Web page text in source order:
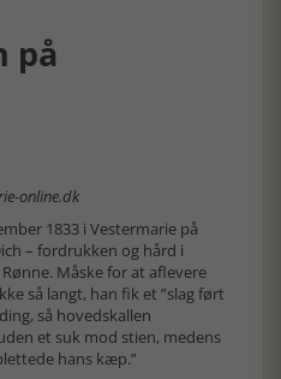
på
online.dk
1833 i Vestermarie på
– fordrukken og hård i
Måske for at aflevere
så langt, han fik et ”slag ført
så hovedskallen
et suk mod stien, medens
hans kæp.”